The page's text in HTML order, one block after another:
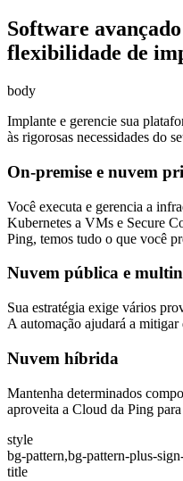
Software
flexibilidade de
body
Implante e gerencie sua
às rigorosas necessidades do
On-premise e nuvem
Você executa e gerencia a
Kubernetes a VMs e Secure
Ping, temos tudo o que você
Nuvem pública e
Sua estratégia exige vários
A automação ajudará a
Nuvem híbrida
Mantenha determinados
aproveita a Cloud da Ping
style
bg-pattern,bg-pattern-plus-
title